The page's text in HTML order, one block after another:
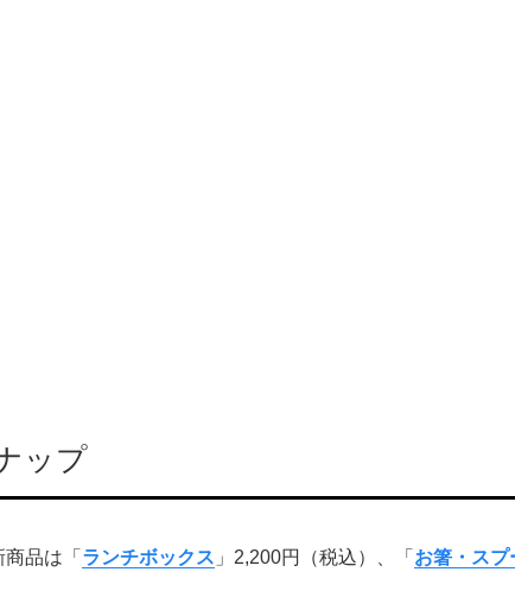
ップ
品は「 ランチボックス 」2,200円（税込）、「 お箸・スプ